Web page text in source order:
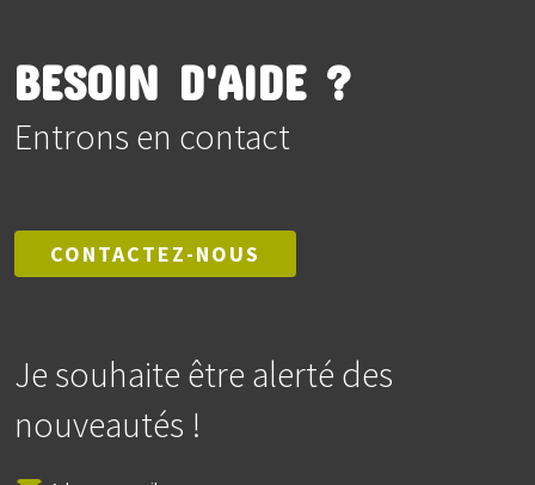
BESOIN D'AIDE ?
Entrons en contact
CONTACTEZ-NOUS
Je souhaite être alerté des
nouveautés !